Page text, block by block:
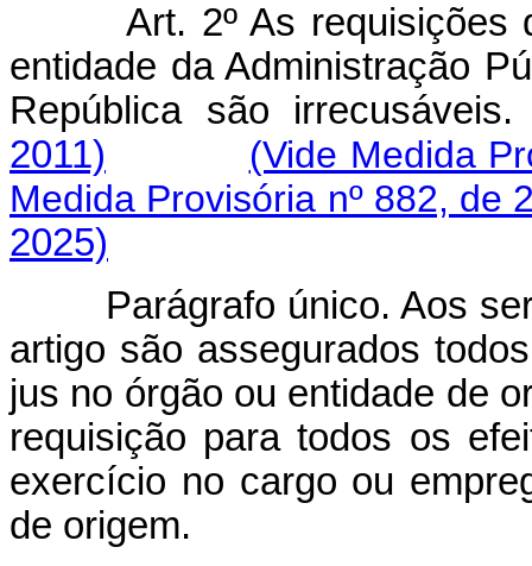
Art. 2º As requisições
entidade da Administração
República são
2011)
(Vide Medida
Medida Provisória nº 882, de
2025)
Parágrafo único. Aos
artigo são assegurados
jus no órgão ou entidade de
requisição para todos os
exercício no cargo ou
de origem.